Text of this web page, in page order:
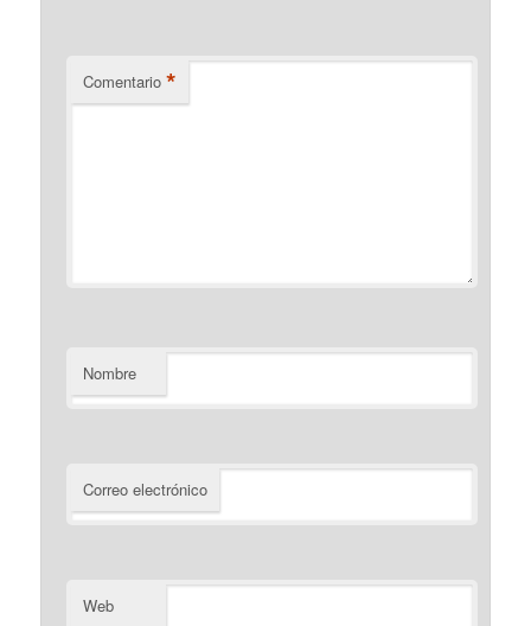
Comentario *
Nombre
Correo electrónico
Web